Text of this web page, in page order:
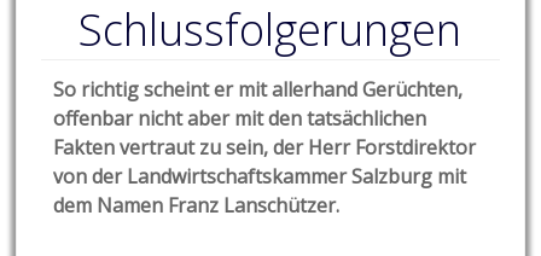
Schlussfolgerungen
So richtig scheint er mit allerhand Gerüchten,
offenbar nicht aber mit den tatsächlichen
Fakten vertraut zu sein, der Herr Forstdirektor
von der Landwirtschaftskammer Salzburg mit
dem Namen Franz Lanschützer.